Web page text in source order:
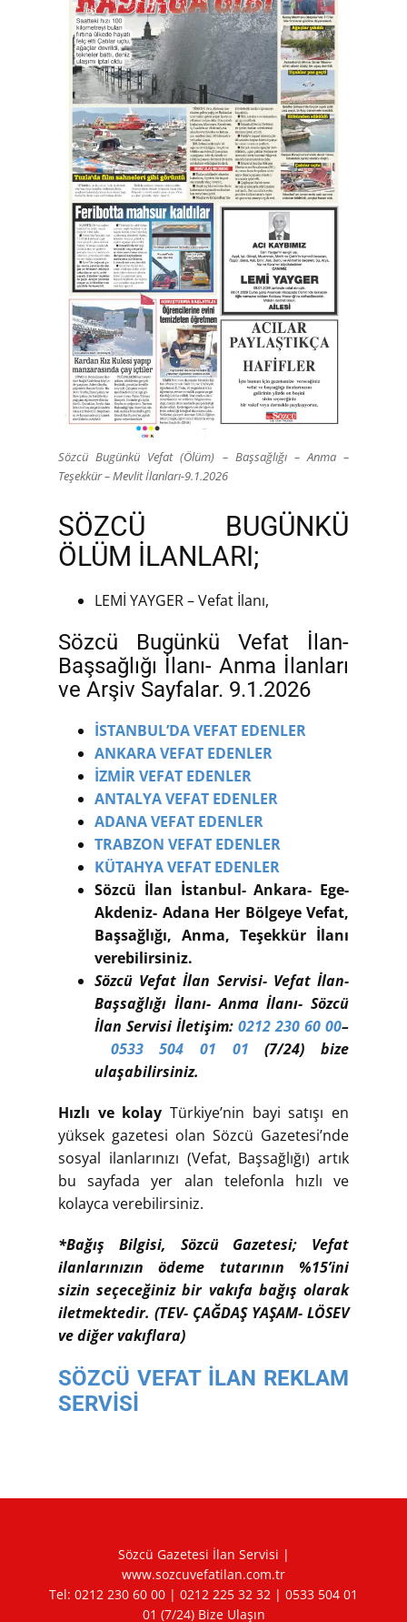
Sözcü Bugünkü Vefat (Ölüm) – Başsağlığı – Anma –
Teşekkür – Mevlit İlanları-9.1.2026
SÖZCÜ BUGÜNKÜ
ÖLÜM İLANLARI;
LEMİ YAYGER – Vefat İlanı,
Sözcü Bugünkü Vefat İlan-
Başsağlığı İlanı- Anma İlanları
ve Arşiv Sayfalar. 9.1.2026
İSTANBUL’DA VEFAT EDENLER
ANKARA VEFAT EDENLER
İZMİR VEFAT EDENLER
ANTALYA VEFAT EDENLER
ADANA VEFAT EDENLER
TRABZON VEFAT EDENLER
KÜTAHYA VEFAT EDENLER
Sözcü İlan İstanbul- Ankara- Ege-
Akdeniz- Adana Her Bölgeye Vefat,
Başsağlığı, Anma, Teşekkür İlanı
verebilirsiniz.
Sözcü Vefat İlan Servisi- Vefat İlan-
Başsağlığı İlanı- Anma İlanı- Sözcü
İlan Servisi İletişim: 0212 230 60 00–
0533 504 01 01 (7/24) bize
ulaşabilirsiniz.
Hızlı ve kolay Türkiye’nin bayi satışı en
yüksek gazetesi olan Sözcü Gazetesi’nde
sosyal ilanlarınızı (Vefat, Başsağlığı) artık
bu sayfada yer alan telefonla hızlı ve
kolayca verebilirsiniz.
*Bağış Bilgisi, Sözcü Gazetesi; Vefat
ilanlarınızın ödeme tutarının %15’ini
sizin seçeceğiniz bir vakıfa bağış olarak
iletmektedir. (TEV- ÇAĞDAŞ YAŞAM- LÖSEV
ve diğer vakıflara)
SÖZCÜ VEFAT İLAN REKLAM
SERVİSİ
Sözcü Gazetesi İlan Servisi |
www.sozcuvefatilan.com.tr
Tel: 0212 230 60 00 | 0212 225 32 32 | 0533 504 01
01 (7/24) Bize Ulaşın